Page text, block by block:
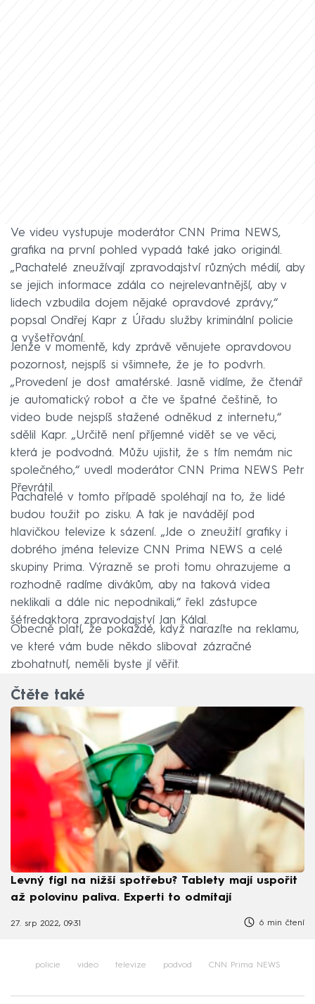
Ve videu vystupuje moderátor CNN Prima NEWS,
grafika na první pohled vypadá také jako originál.
„Pachatelé zneužívají zpravodajství různých médií, aby
se jejich informace zdála co nejrelevantnější, aby v
lidech vzbudila dojem nějaké opravdové zprávy,“
popsal Ondřej Kapr z Úřadu služby kriminální policie
a vyšetřování.
Jenže v momentě, kdy zprávě věnujete opravdovou
pozornost, nejspíš si všimnete, že je to podvrh.
„Provedení je dost amatérské. Jasně vidíme, že čtenář
je automatický robot a čte ve špatné češtině, to
video bude nejspíš stažené odněkud z internetu,“
sdělil Kapr. „Určitě není příjemné vidět se ve věci,
která je podvodná. Můžu ujistit, že s tím nemám nic
společného,“ uvedl moderátor CNN Prima NEWS Petr
Převrátil.
Pachatelé v tomto případě spoléhají na to, že lidé
budou toužit po zisku. A tak je navádějí pod
hlavičkou televize k sázení. „Jde o zneužití grafiky i
dobrého jména televize CNN Prima NEWS a celé
skupiny Prima. Výrazně se proti tomu ohrazujeme a
rozhodně radíme divákům, aby na taková videa
neklikali a dále nic nepodnikali,“ řekl zástupce
šéfredaktora zpravodajství Jan Kálal.
Obecně platí, že pokaždé, když narazíte na reklamu,
ve které vám bude někdo slibovat zázračné
zbohatnutí, neměli byste jí věřit.
Čtěte také
Levný fígl na nižší spotřebu? Tablety mají uspořit
až polovinu paliva. Experti to odmítají
27. srp 2022, 09:31 6 min čtení
policie video televize podvod CNN Prima NEWS